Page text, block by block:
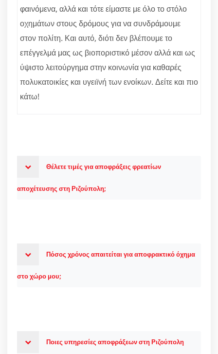
φαινόμενα, αλλά και τότε είμαστε με όλο το στόλο
οχημάτων στους δρόμους για να συνδράμουμε
στον πολίτη. Και αυτό, διότι δεν βλέπουμε το
επέγγελμά μας ως βιοποριστικό μέσον αλλά και ως
ύψιστο λειτούργημα στην κοινωνία για καθαρές
πολυκατοικίες και υγειϊνή των ενοίκων. Δείτε και πιο
κάτω!
Θέλετε τιμές για αποφράξεις φρεατίων
αποχέτευσης στη Ριζούπολη;
Πόσος χρόνος απαιτείται για αποφρακτικό όχημα
στο χώρο μου;
Ποιες υπηρεσίες αποφράξεων στη Ριζούπολη